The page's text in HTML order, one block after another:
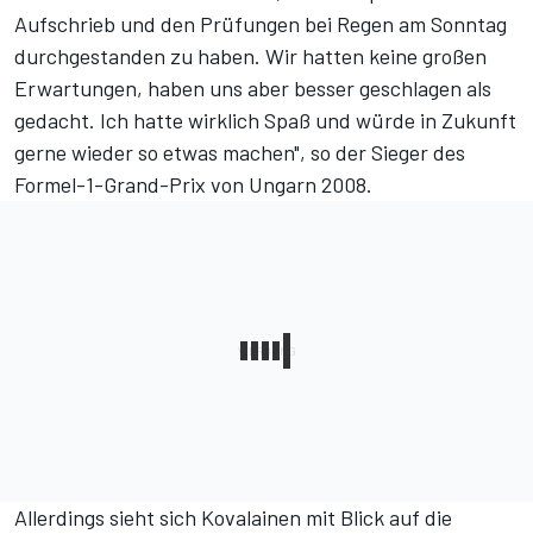
Aufschrieb und den Prüfungen bei Regen am Sonntag
durchgestanden zu haben. Wir hatten keine großen
Erwartungen, haben uns aber besser geschlagen als
gedacht. Ich hatte wirklich Spaß und würde in Zukunft
gerne wieder so etwas machen", so der Sieger des
Formel-1-Grand-Prix von Ungarn 2008.
Allerdings sieht sich Kovalainen mit Blick auf die